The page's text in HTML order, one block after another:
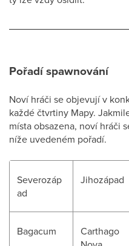
Pořadí spawnování
Noví hráči se objevují v
každé čtvrtiny Mapy.
místa obsazena, noví hráči
níže uvedeném pořadí.
Severozáp
ad
Jihozápad
Bagacum
Carthago